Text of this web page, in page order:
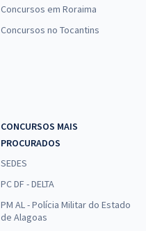
Concursos em Roraima
Concursos no Tocantins
CONCURSOS MAIS
PROCURADOS
SEDES
PC DF - DELTA
PM AL - Polícia Militar do Estado
de Alagoas